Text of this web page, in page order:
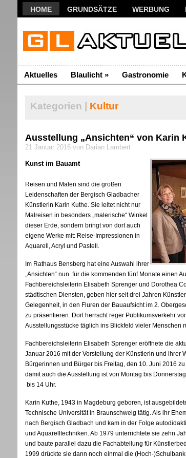
HOME GRUNDSÄTZE WERBUNG
Aktuelles Blaulicht » Gastronomie
Kategorien | Kultur
Ausstellung „Ansichten“ von Karin
21 Januar 2016 von Darian Lambert
Kunst im Bauamt
Reisen und Malen sind die großen
Leidenschaften der Bergisch Gladbacher
Künstlerin Karin Kuthe. Sie leitet nicht nur
Malreisen in besonders „malerische“ Winkel
dieser Erde, sondern bringt von dort auch
eigene Werke mit: Reise-Impressionen in
Aquarell, Acryl und Pastell.
Im Rathaus Bensberg hat eine Auswahl ihrer
„Ansichten“ nun für die kommenden fünf Monate einen
Fachbereichsleiterin Elisabeth Sprenger und Dorothea
städtischen Diensten, geben hier seit drei Jahren
Gelegenheit, in den Fluren der Bauaufsicht im 2.
zu präsentieren. Dort herrscht reger Publikumsverkehr
Ausstellungsstücke täglich ins Blickfeld vieler Menschen
Fachbereichsleiterin Elisabeth Sprenger eröffnete die
Januar 2016 mit der Vorstellung der Künstlerin und ihrer
Bürgerinnen und Bürger bis Freitag, den 10. Juni 2016
damit auch die Ausstellung ist von Montag bis
bis 14 Uhr.
Karin Kuthe, 1943 in Magdeburg geboren, ist
Technische Universität in Braunschweig tätig. Als ihr
nach Bergisch Gladbach und kam in der Folge
und Aquarelltechniken. Ab 1979 unterrichtete sie zehn
und baute parallel dazu die Fachabteilung für
1999 drückte sie dann noch einmal die (Hoch-